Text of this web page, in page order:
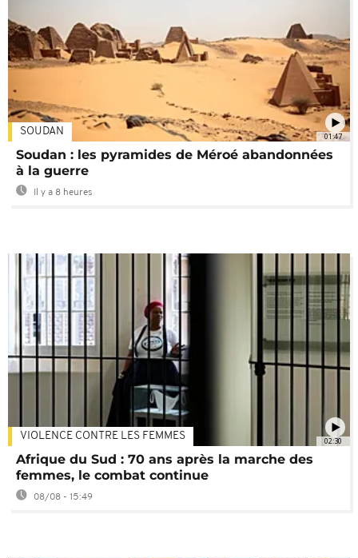
01:47
SOUDAN
Soudan : les pyramides de Méroé abandonnées
à la guerre
Il y a 8 heures
02:30
VIOLENCE CONTRE LES FEMMES
Afrique du Sud : 70 ans après la marche des
femmes, le combat continue
08/08 - 15:49